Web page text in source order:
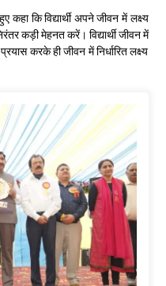
कहा कि विद्यार्थी अपने जीवन में लक्ष्य
कड़ी मेहनत करें। विद्यार्थी जीवन में
करके ही जीवन में निर्धारित लक्ष्य